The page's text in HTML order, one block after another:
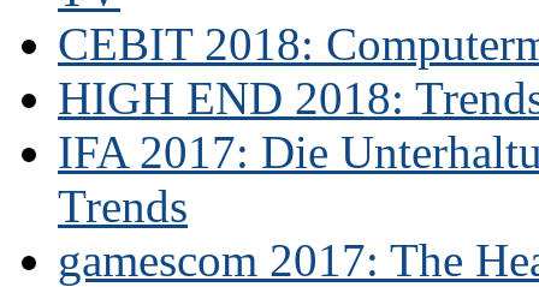
CEBIT 2018:
HIGH END 2018:
IFA 2017: Die
Trends
gamescom 2017: The